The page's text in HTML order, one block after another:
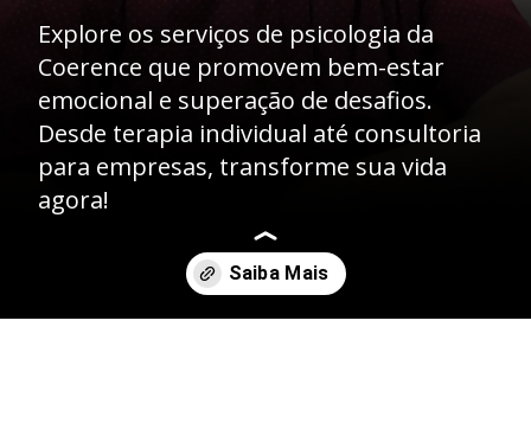
Explore os serviços de psicologia da
Coerence que promovem bem-estar
emocional e superação de desafios.
Desde terapia individual até consultoria
para empresas, transforme sua vida
agora!